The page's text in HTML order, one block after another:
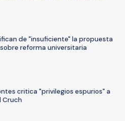
de "insuficiente" la propuesta
reforma universitaria
critica "privilegios espurios" a
Cruch